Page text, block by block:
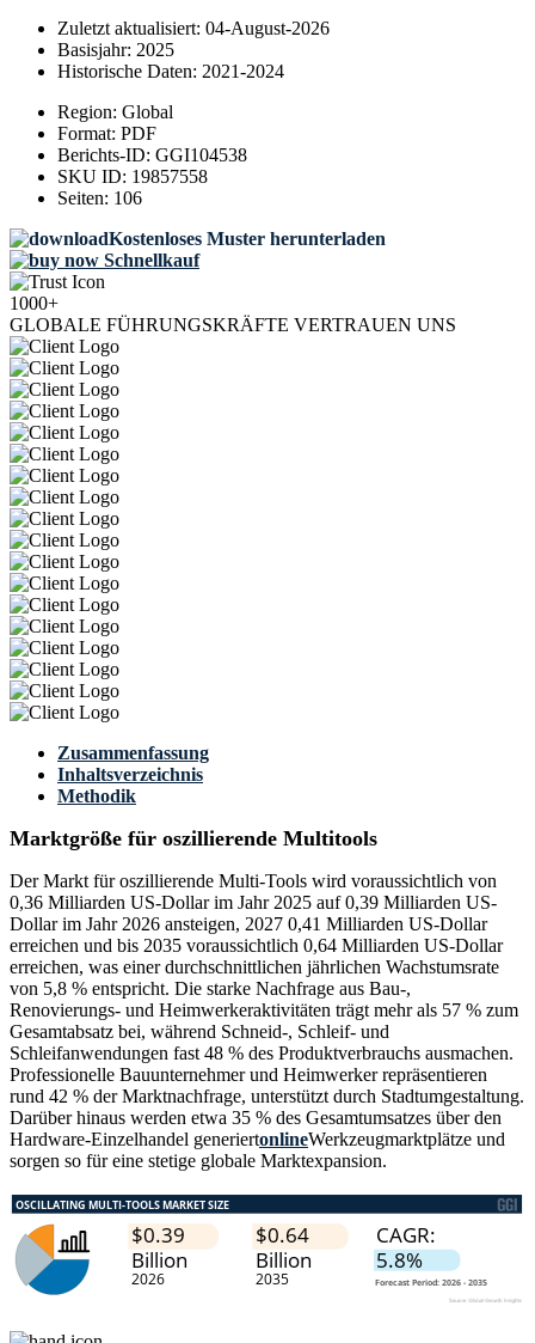
Zuletzt aktualisiert: 04-August-2026
Basisjahr: 2025
Historische Daten: 2021-2024
Region: Global
Format: PDF
Berichts-ID: GGI104538
SKU ID: 19857558
Seiten: 106
Kostenloses Muster herunterladen
Schnellkauf
1000+
GLOBALE FÜHRUNGSKRÄFTE VERTRAUEN UNS
Zusammenfassung
Inhaltsverzeichnis
Methodik
Marktgröße für oszillierende Multitools
Der Markt für oszillierende Multi-Tools wird voraussichtlich von
0,36 Milliarden US-Dollar im Jahr 2025 auf 0,39 Milliarden US-
Dollar im Jahr 2026 ansteigen, 2027 0,41 Milliarden US-Dollar
erreichen und bis 2035 voraussichtlich 0,64 Milliarden US-Dollar
erreichen, was einer durchschnittlichen jährlichen Wachstumsrate
von 5,8 % entspricht. Die starke Nachfrage aus Bau-,
Renovierungs- und Heimwerkeraktivitäten trägt mehr als 57 % zum
Gesamtabsatz bei, während Schneid-, Schleif- und
Schleifanwendungen fast 48 % des Produktverbrauchs ausmachen.
Professionelle Bauunternehmer und Heimwerker repräsentieren
rund 42 % der Marktnachfrage, unterstützt durch Stadtumgestaltung.
Darüber hinaus werden etwa 35 % des Gesamtumsatzes über den
Hardware-Einzelhandel generiertonlineWerkzeugmarktplätze und
sorgen so für eine stetige globale Marktexpansion.